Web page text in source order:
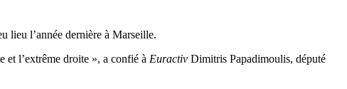
lieu l’année dernière à Marseille.
et l’extrême droite », a confié à Euractiv Dimitris Papadimoulis, député